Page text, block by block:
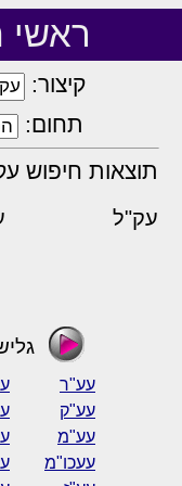
ראשי
קיצור:
תחום:
תוצאות חיפוש
עק"ל
עע"ר
עע"ק
עע"מ
עעכו"מ